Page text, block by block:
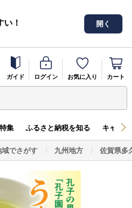
！
開く
ガイド ログイン お気に入り カート
特集 ふるさと納税を知る キャン
域でさがす 九州地方 佐賀県多